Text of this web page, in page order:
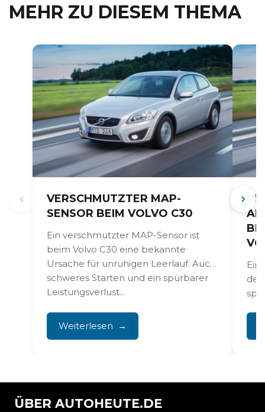
MEHR ZU DIESEM THEMA
VERSCHMUTZTER MAP-
SENSOR BEIM VOLVO C30
Ein verschmutzter MAP-Sensor ist
beim Volvo C30 eine bekannte
Ursache für unruhigen Leerlauf. Auch
schweres Starten und ein spürbarer
Leistungsverlust...
Weiterlesen
ÜBER AUTOHEUTE.DE